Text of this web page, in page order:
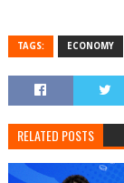
TAGS: ECONOMY
RELATED POSTS